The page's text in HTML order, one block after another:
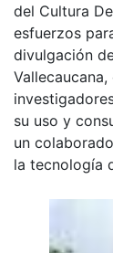
del Cultura
esfuerzos
divulgación
su uso y
un
la tecnología